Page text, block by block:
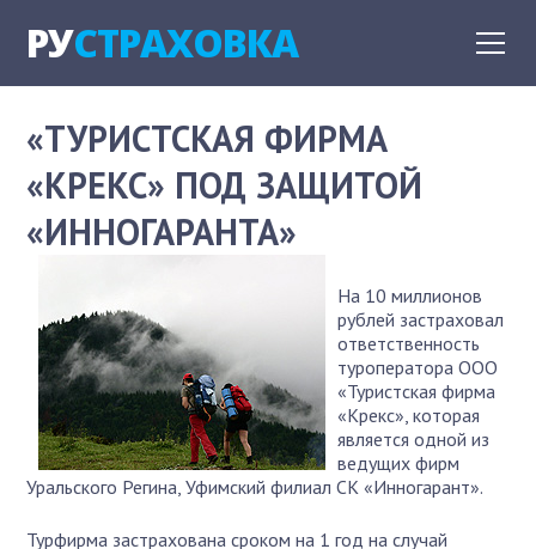
РУСТРАХОВКА
«ТУРИСТСКАЯ ФИРМА
«КРЕКС» ПОД ЗАЩИТОЙ
«ИННОГАРАНТА»
На 10 миллионов
рублей застраховал
ответственность
туроператора ООО
«Туристская фирма
«Крекс», которая
является одной из
ведущих фирм
Уральского Регина, Уфимский филиал СК «Инногарант».
Турфирма застрахована сроком на 1 год на случай